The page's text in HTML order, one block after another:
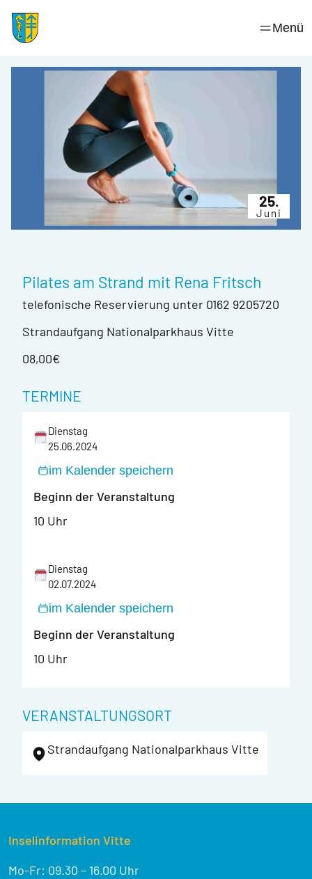
content
Menü
25.
Juni
Pilates am Strand mit Rena Fritsch
telefonische Reservierung unter 0162 9205720
Strandaufgang Nationalparkhaus Vitte
08,00€
TERMINE
Dienstag
25.06.2024
im Kalender speichern
Beginn der Veranstaltung
10 Uhr
Dienstag
02.07.2024
im Kalender speichern
Beginn der Veranstaltung
10 Uhr
VERANSTALTUNGSORT
Strandaufgang Nationalparkhaus Vitte
Inselinformation Vitte
Mo-Fr: 09.30 – 16.00 Uhr